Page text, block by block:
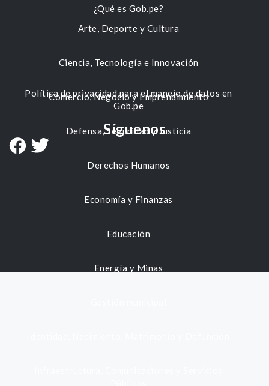
Arte, Deporte y Cultura
Ciencia, Tecnología e Innovación
Comercio, Negocio y Emprendimiento
Defensa, Seguridad y Justicia
Derechos Humanos
Economía y Finanzas
Educación
Energía y Minas
¿Qué es Gob.pe?
Política de privacidad para el manejo de datos en
Gob.pe
Síguenos